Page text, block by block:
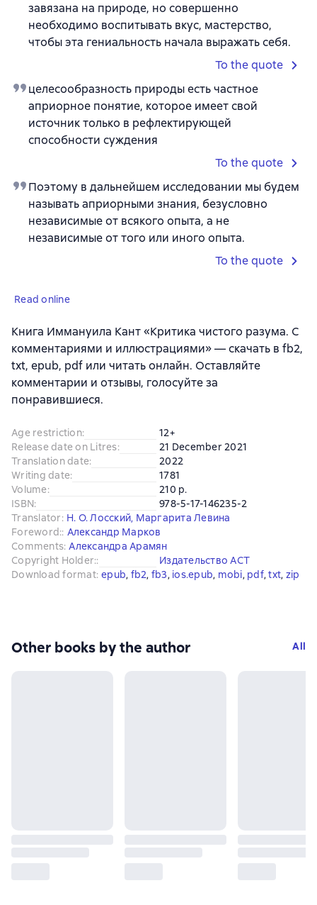
завязана на природе, но совершенно
необходимо воспитывать вкус, мастерство,
чтобы эта гениальность начала выражать себя.
To the quote
целесообразность природы есть частное
априорное понятие, которое имеет свой
источник только в рефлектирующей
способности суждения
To the quote
Поэтому в дальнейшем исследовании мы будем
называть априорными знания, безусловно
независимые от всякого опыта, а не
независимые от того или иного опыта.
To the quote
Read online
Книга Иммануила Кант «Критика чистого разума. С
комментариями и иллюстрациями» — скачать в fb2,
txt, epub, pdf или читать онлайн. Оставляйте
комментарии и отзывы, голосуйте за
понравившиеся.
Age restriction:
12+
Release date on Litres:
21 December 2021
Translation date:
2022
Writing date:
1781
Volume:
210 p.
ISBN:
978-5-17-146235-2
Translator: Н. О. Лосский, Маргарита Левина
Foreword:: Александр Марков
Comments: Александра Арамян
Copyright Holder::
Издательство АСТ
Download format: epub, fb2, fb3, ios.epub, mobi, pdf, txt, zip
Other books by the author All